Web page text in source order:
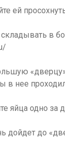
ей
в нее
яйца одно за
дойдет до